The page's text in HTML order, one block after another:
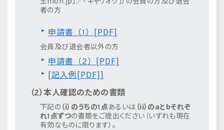
者の方
申請書（1）[PDF]
会員及び退会者以外の方
申請書（2）[PDF]
[記入例[PDF]]
（2）本人確認のための書類
下記の （i）のうちの1点あるいは （ii）のaとbそれぞ
れ1点ずつの書類をご提出ください（いずれも現在
有効なものに限ります）。